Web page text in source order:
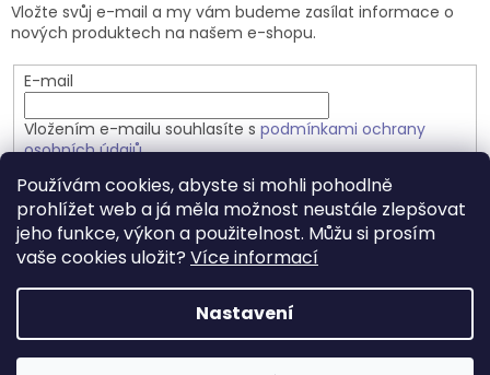
Používám cookies, abyste si mohli pohodlně
prohlížet web a já měla možnost neustále zlepšovat
jeho funkce, výkon a použitelnost. Můžu si prosím
vaše cookies uložit? Více informací
Nastavení
Vložte svůj e-mail a my vám budeme zasílat informace o
nových produktech na našem e-shopu.
E-mail
Vložením e-mailu souhlasíte s podmínkami ochrany
osobních údajů
PŘIHLÁSIT SE
Copyright 2026Přírodně a zdravě.cz. Všechna práva